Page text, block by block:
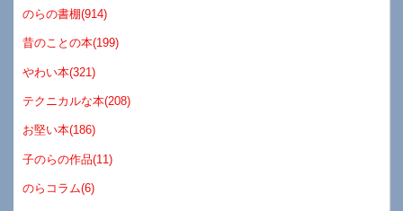
のらの書棚(914)
昔のことの本(199)
やわい本(321)
テクニカルな本(208)
お堅い本(186)
子のらの作品(11)
のらコラム(6)